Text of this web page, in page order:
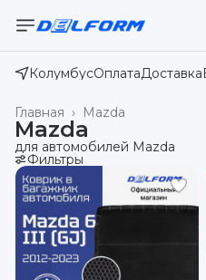
КолумбусОплатаДоставка
Mazda
Главная ›
Mazda
для автомобилей Mazda
Фильтры